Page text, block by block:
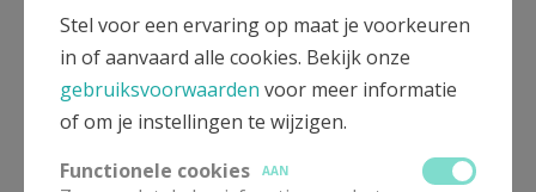
SHOP
ZOEKEN
HULP
MIJN PAROCHIE
Verbergen
St.-Petrus Kerk Loker
Bekijk de details voor de weekendvieringen die doorgaan
kerken in de buurt.
Stel voor een ervaring op maat je voorkeuren
in of aanvaard alle cookies. Bekijk onze
gebruiksvoorwaarden voor meer informatie
of om je instellingen te wijzigen.
Functionele cookies
AAN